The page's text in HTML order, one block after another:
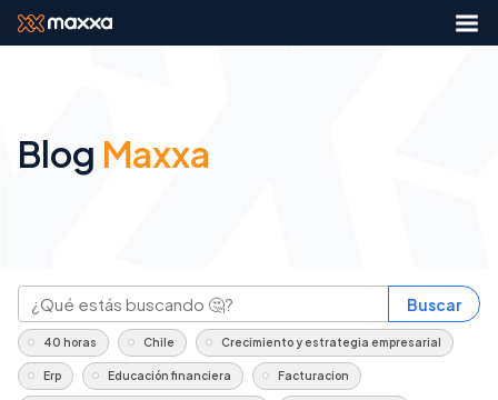
Blog Maxxa
Buscar
40 horas Chile Crecimiento y estrategia empresarial
Erp Educación financiera Facturacion